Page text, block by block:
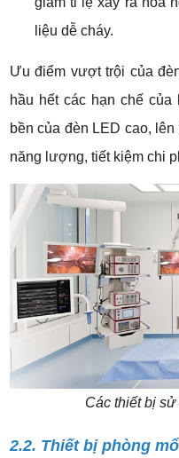
liệu dễ cháy.
Ưu điểm vượt trội của
hầu hết các hạn chế
bền của đèn LED cao,
năng lượng, tiết kiệm chi
Các thiết bị
2.2. Thiết bị phòng